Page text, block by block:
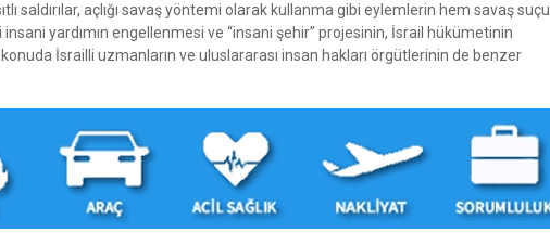
saldırılar, açlığı savaş yöntemi olarak kullanma gibi eylemlerin hem savaş suçu
yardımın engellenmesi ve “insani şehir” projesinin, İsrail hükümetinin
İsrailli uzmanların ve uluslararası insan hakları örgütlerinin de benzer